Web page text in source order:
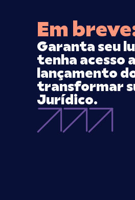
Em
Garanta seu
tenha acesso
lançamento
transformar
Jurídico.